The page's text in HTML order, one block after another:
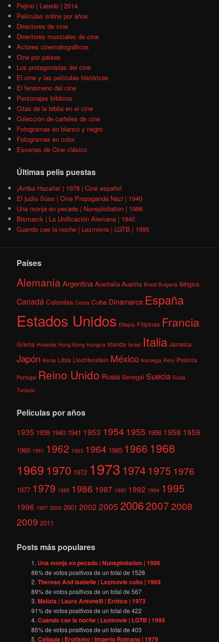
Pejino | Laredo | 2014
Películas online por años
Directores de cine
Directores musicales de cine
Actores cinematográficos
Cine por paises
Los protagonistas del cine
El cine y las películas históricas
El fenómeno del cine
Personajes bíblicos
Citas de la biblia en el cine
Colección de carteles de cine
Fotogramas en blanco y negro
Fotogramas en color
Escenas de Cine clásico
Últimas pelis puestas
¡Arriba Hazaña! | 1978 | Cine español
El judío Süss | Cine Propaganda Nazi | 1940
Una monja en pecado | Nunsploitation | 1986
Bismarck | La Unificación Alemana | 1940
Cuando cae la noche | Lezmovie | LGTB | 1995
Países
AlemaniaArgentina Australia Austria Brasil Bulgaria Bélgica
Canadá Colombia Corea Cuba Dinamarca España
Estados Unidos Etiopía Filipinas Francia
Grecia Holanda Hong Kong Hungría Irlanda Israel Italia Jamaica
Japón Kenia Libia Liechtenstein México Noruega Perú Polonia
Portugal Reino Unido Rusia Senegal Suecia Suiza
Turquía
Películas por años
1935 1939 1940 1941 1953 1954 1955 1956 1958 1959
1960 1961 1962 1963 1964 1965 1966 1968
1969 1970 1972 1973 1974 1975 1976
1977 1979 1985 1986 1987 1990 1992 1994 1995
1996 1997 2000 2001 2002 2005 200620072008
2009 2011
Posts más populares
Una monja en pecado | Nunsploitation | 1986
86% de votos positivos de un total de 1528
Therese And Isabelle | Lezmovie culto | 1968
89% de votos positivos de un total de567
Malizia | Laura Antonelli | Erótica | 1973
91% de votos positivos de un total de422
Cuando cae la noche | Lezmovie | LGTB | 1995
85% de votos positivos de un total de403
Calígula | Erotismo | Imperio Romano | 1979